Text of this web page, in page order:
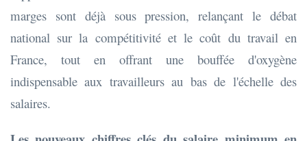
marges sont déjà sous pression, relançant le débat
national sur la compétitivité et le coût du travail en
France, tout en offrant une bouffée d'oxygène
indispensable aux travailleurs au bas de l'échelle des
salaires.